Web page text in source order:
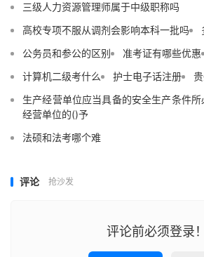
三级人力资源管理师属于中级职称吗
高校专项不服从调剂会影响本科一批吗
公务员和参公的区别
准考证有哪些优惠
计算机二级考什么
护士电子话注册
生产经营单位应当具备的安全生产条件
经营单位的()予
法硕和法考哪个难
评论 抢沙发
评论前必须登录！